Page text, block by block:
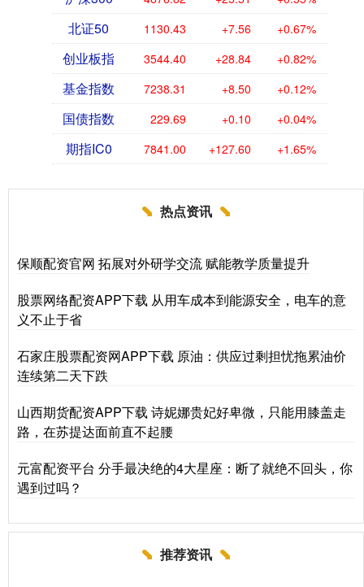
北证50 1130.43 +7.56 +0.67%
创业板指 3544.40 +28.84 +0.82%
基金指数 7238.31 +8.50 +0.12%
国债指数 229.69 +0.10 +0.04%
期指IC0 7841.00 +127.60 +1.65%
热点资讯
保顺配资官网 拓展对外研学交流 赋能教学质量提升
股票网络配资APP下载 从用车成本到能源安全，电车的意
义不止于省
石家庄股票配资网APP下载 原油：供应过剩担忧拖累油价
连续第二天下跌
山西期货配资APP下载 诗妮娜贵妃好卑微，只能用膝盖走
路，在苏提达面前直不起腰
元富配资平台 分手最决绝的4大星座：断了就绝不回头，你
遇到过吗？
推荐资讯